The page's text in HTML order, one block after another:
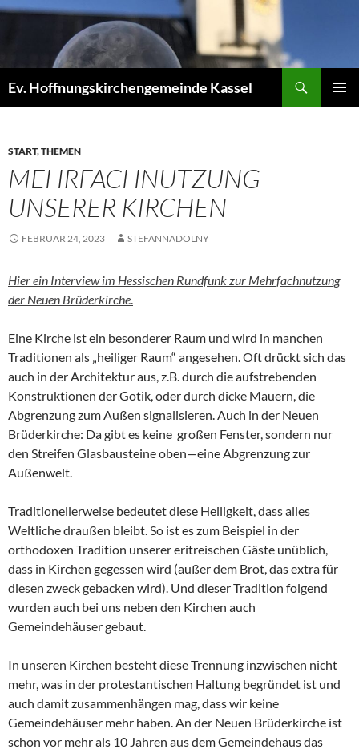
Zum
Ev. Hoffnungskirchengemeinde Kassel
START,THEMEN
MEHRFACHNUTZUNG
UNSERER KIRCHEN
FEBRUAR 24, 2023 STEFANNADOLNY
Hier ein Interview im Hessischen Rundfunk zur Mehrfachnutzung
der Neuen Brüderkirche
Eine Kirche ist ein besonderer Raum und wird in manchen
Traditionen als „heiliger Raum“ angesehen. Oft drückt sich das
auch in der Architektur aus, z.B. durch die aufstrebenden
Konstruktionen der Gotik, oder durch dicke Mauern, die
Abgrenzung zum Außen signalisieren. Auch in der Neuen
Brüderkirche: Da gibt es keine großen Fenster, sondern nur
den Streifen Glasbausteine oben—eine Abgrenzung zur
Außenwelt.
Traditionellerweise bedeutet diese Heiligkeit, dass alles
Weltliche draußen bleibt. So ist es zum Beispiel in der
orthodoxen Tradition unserer eritreischen Gäste unüblich,
dass in Kirchen gegessen wird (außer dem Brot, das extra für
diesen zweck gebacken wird). Und dieser Tradition folgend
wurden auch bei uns neben den Kirchen auch
Gemeindehäuser gebaut.
In unseren Kirchen besteht diese Trennung inzwischen nicht
mehr, was in der protestantischen Haltung begründet ist und
auch damit zusammenhängen mag, dass wir keine
Gemeindehäuser mehr haben. An der Neuen Brüderkirche ist
schon vor mehr als 10 Jahren aus dem Gemeindehaus das